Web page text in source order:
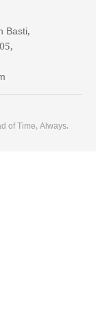
Basti,
of Time, Always.